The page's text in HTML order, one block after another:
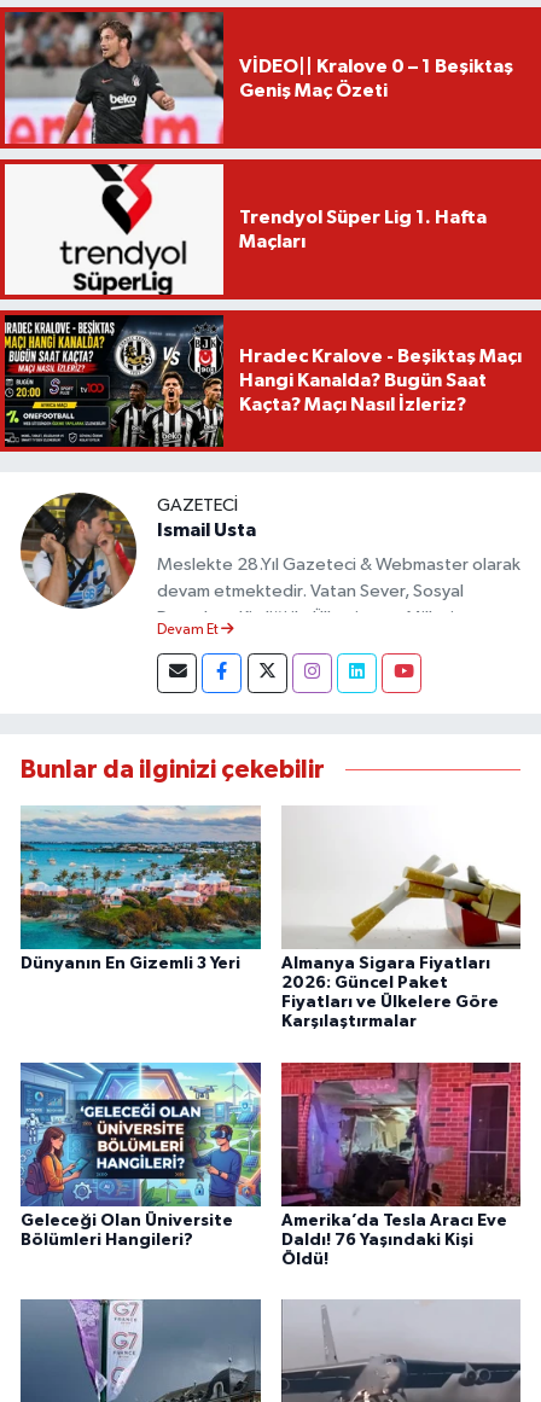
VİDEO|| Kralove 0 – 1 Beşiktaş
Geniş Maç Özeti
Trendyol Süper Lig 1. Hafta
Maçları
Hradec Kralove - Beşiktaş Maçı
Hangi Kanalda? Bugün Saat
Kaçta? Maçı Nasıl İzleriz?
GAZETECI
Ismail Usta
Meslekte 28.Yıl Gazeteci & Webmaster olarak
devam etmektedir. Vatan Sever, Sosyal
Demokrat Kimliği ile Ülkesine ve Milletine
almıştır.
Devam Et
Bunlar da ilginizi çekebilir
Dünyanın En Gizemli 3 Yeri
Almanya Sigara Fiyatları
2026: Güncel Paket
Fiyatları ve Ülkelere Göre
Karşılaştırmalar
Geleceği Olan Üniversite
Bölümleri Hangileri?
Amerika’da Tesla Aracı Eve
Daldı! 76 Yaşındaki Kişi
Öldü!